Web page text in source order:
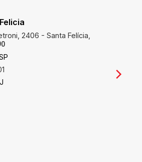
esta, em localizações tão
gama de conveniências, são
no mercado imobiliário. Se está
lar que equilibre perfeitamente
funcionalidade, esta é sua
excelente investimento.
e descubra como é viver com
quis!
2406 - Santa Felícia,